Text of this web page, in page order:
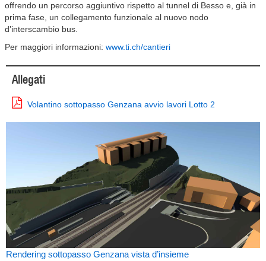
offrendo un percorso aggiuntivo rispetto al tunnel di Besso e, già in
prima fase, un collegamento funzionale al nuovo nodo
d’interscambio bus.
Per maggiori informazioni: www.ti.ch/cantieri
Allegati
Volantino sottopasso Genzana avvio lavori Lotto 2
Rendering sottopasso Genzana vista d’insieme